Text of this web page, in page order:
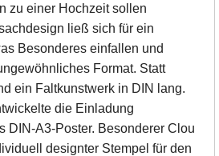
zu einer Hochzeit sollen
ließ sich für ein
Besonderes einfallen und
Format. Statt
ein Faltkunstwerk in DIN lang.
die Einladung
DIN-A3-Poster. Besonderer Clou
designter Stempel für den